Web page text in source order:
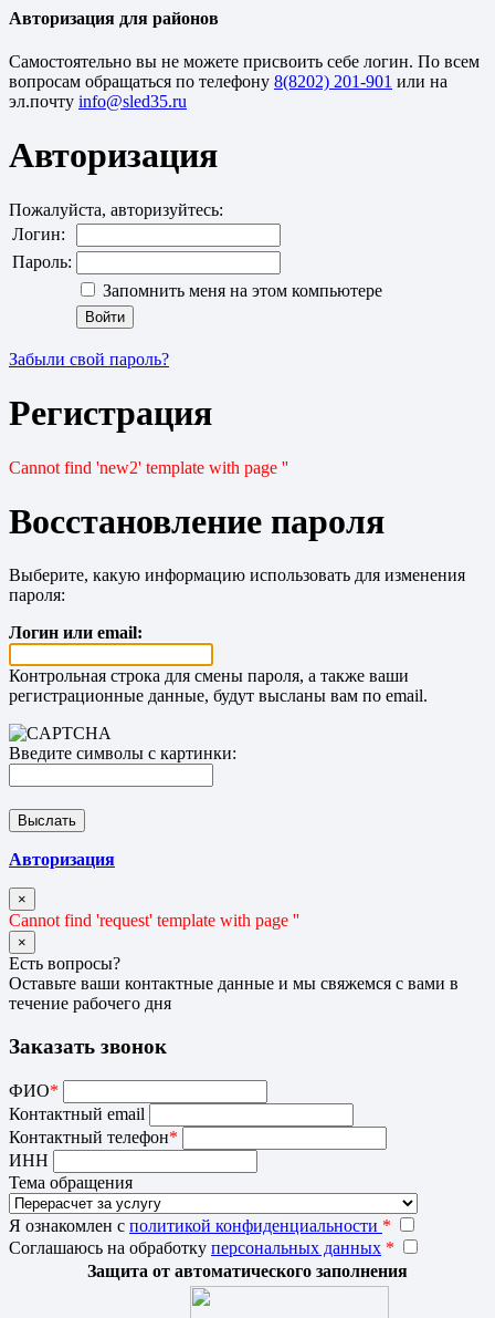
Авторизация для районов
Cамостоятельно вы не можете присвоить себе логин. По всем
вопросам обращаться по телефону 8(8202) 201-901 или на
эл.почту
Авторизация
Пожалуйста, авторизуйтесь:
Логин:
Пароль:
Запомнить меня на этом компьютере
Забыли свой пароль?
Регистрация
Cannot find 'new2' template with page ''
Восстановление пароля
Выберите, какую информацию использовать для изменения
пароля:
Логин или email:
Контрольная строка для смены пароля, а также ваши
регистрационные данные, будут высланы вам по email.
Введите символы с картинки:
Авторизация
×
Cannot find 'request' template with page ''
×
Есть вопросы?
Оставьте ваши контактные данные и мы свяжемся с вами в
течение рабочего дня
Заказать звонок
ФИО*
Контактный email
Контактный телефон*
ИНН
Тема обращения
Я ознакомлен с политикой конфиденциальности *
Соглашаюсь на обработку персональных данных *
Защита от автоматического заполнения